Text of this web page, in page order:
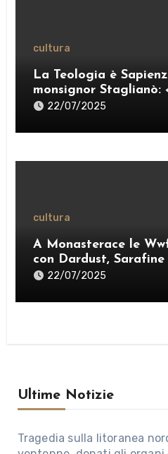
cultura
La Teologia è
monsignor Staglianò:
pensiero per
22/07/2025
cultura
A Monasterace le
con Dardust,
22/07/2025
Ultime Notizie
Tragedia sulla litoranea